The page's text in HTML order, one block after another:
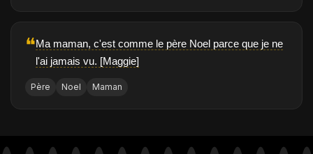
❝Ma maman, c'est comme le père Noel parce que je ne
l'ai jamais vu. [Maggie]
Père Noel Maman